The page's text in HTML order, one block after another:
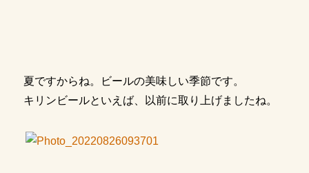
夏ですからね。ビールの美味しい季節です。
キリンビールといえば、以前に取り上げましたね。